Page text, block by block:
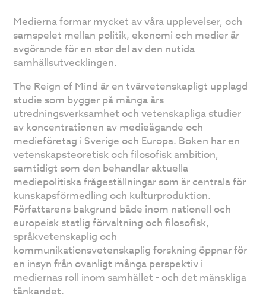
Medierna formar mycket av våra upplevelser, och
samspelet mellan politik, ekonomi och medier är
avgörande för en stor del av den nutida
samhällsutvecklingen.
The Reign of Mind är en tvärvetenskapligt upplagd
studie som bygger på många års
utredningsverksamhet och vetenskapliga studier
av koncentrationen av medieägande och
medieföretag i Sverige och Europa. Boken har en
vetenskapsteoretisk och filosofisk ambition,
samtidigt som den behandlar aktuella
mediepolitiska frågeställningar som är centrala för
kunskapsförmedling och kulturproduktion.
Författarens bakgrund både inom nationell och
europeisk statlig förvaltning och filosofisk,
språkvetenskaplig och
kommunikationsvetenskaplig forskning öppnar för
en insyn från ovanligt många perspektiv i
mediernas roll inom samhället - och det mänskliga
tänkandet.